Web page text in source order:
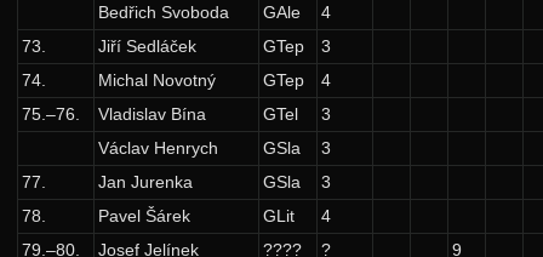
Bedřich Svoboda
GAle
4
73.
Jiří Sedláček GTep
3
74.
Michal Novotný GTep
4
75.–76.
Vladislav Bína GTel
3
Václav Henrych
GSla
3
77.
Jan Jurenka GSla
3
78.
Pavel Šárek GLit
4
79.–80.
Josef Jelínek ???? ?
9